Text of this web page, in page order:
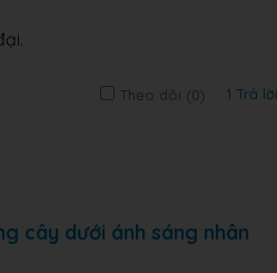
Theo dõi (0) 1 Trả lời
cây dưới ánh sáng nhân